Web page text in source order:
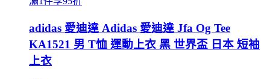
adidas 愛迪達 Adidas 愛迪達 Jfa Og Tee
KA1521 男 T恤 運動上衣 黑 世界盃 日本 短袖
上衣